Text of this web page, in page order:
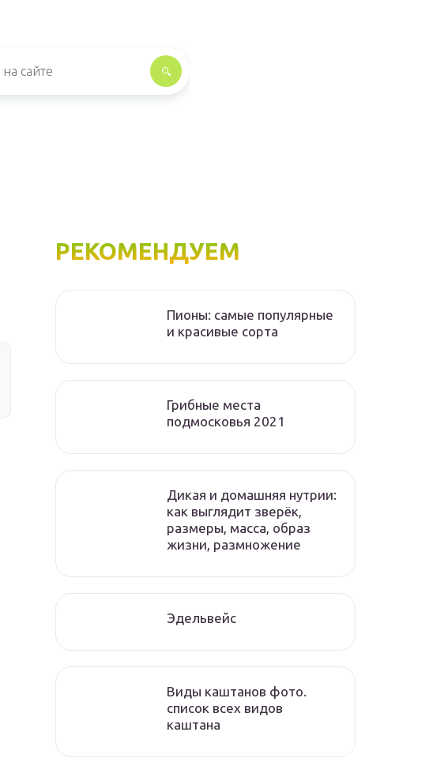
РЕКОМЕНДУЕМ
Пионы: самые популярные
и красивые сорта
Грибные места
подмосковья 2021
Дикая и домашняя нутрии:
как выглядит зверёк,
размеры, масса, образ
жизни, размножение
Эдельвейс
Виды каштанов фото.
список всех видов
каштана